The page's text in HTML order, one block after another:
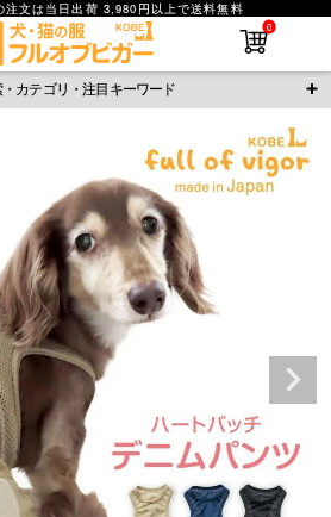
注文は当日出荷 3,980円以上で送料無料
0
カテゴリ・注目キーワード
撥水レイン ラッシュガード
おそろコーデ 背中開きアイテム
新作アイテム
について ご利用ガイド
詳細検索
在庫なし商品
庫なし商品を表示しない
並び順
新着順
価格が安い順
価格が高い順
レビュー数順
検索